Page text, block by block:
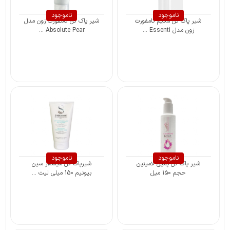
ناموجود
شیر پاک کن ملایم کامفورت
زون مدل Essenti ...
ناموجود
شیر پاک کن کامفورت زون مدل
Absolute Pear ...
ناموجود
شیر پاک کن پمپی لامینین
حجم 150 میل
ناموجود
شیرپاک کن میسلار سین
بیونیم 150 میلی لیت ...